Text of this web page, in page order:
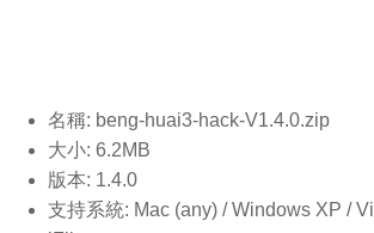
名稱: beng-huai3-hack-V1.4.0.zip
大小: 6.2MB
版本: 1.4.0
支持系統: Mac (any) / Windows XP /